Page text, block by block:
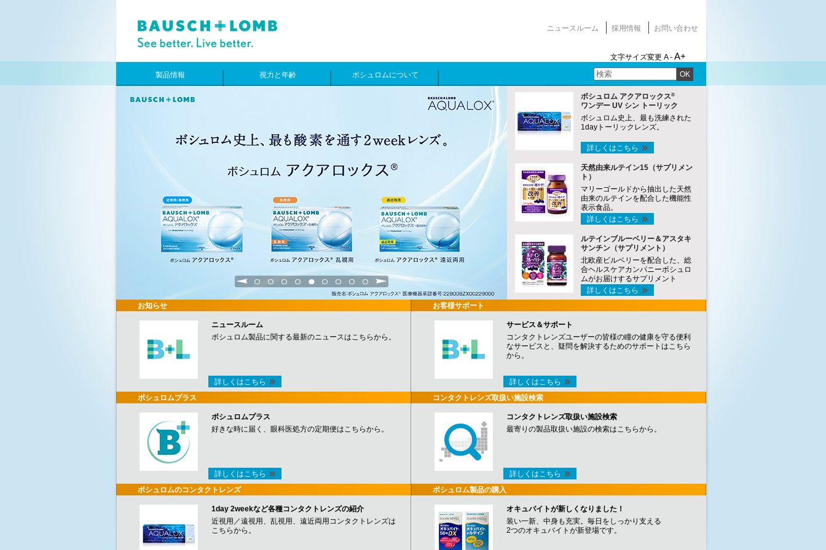
ニュースルーム 採用情報 お問い合わせ
文字サイズ変更 A - A+
OK
製品情報 視力と年齢 ボシュロムについて
1 2 3 4 5 6 7 8 9
ボシュロム アクアロックス®
ワンデー UV シン トーリック
ボシュロム史上、最も洗練された
1dayトーリックレンズ。
詳しくはこちら
天然由来ルテイン15（サプリメン
ト）
マリーゴールドから抽出した天然
由来のルテインを配合した機能性
表示食品。
詳しくはこちら
ルテインブルーベリー＆アスタキ
サンチン（サプリメント）
北欧産ビルベリーを配合した、総
合ヘルスケアカンパニーボシュロ
ムがお届けするサプリメント
詳しくはこちら
お知らせ
ニュースルーム
ボシュロム製品に関する最新のニュースはこちらから。
詳しくはこちら
ボシュロムプラス
ボシュロムプラス
好きな時に届く、眼科医処方の定期便はこちらから。
詳しくはこちら
ボシュロムのコンタクトレンズ
1day 2weekなど各種コンタクトレンズの紹介
近視用／遠視用、乱視用、遠近両用コンタクトレンズは
こちらから。
お客様サポート
サービス＆サポート
コンタクトレンズユーザーの皆様の瞳の健康を守る便利
なサービスと、疑問を解決するためのサポートはこちら
から。
詳しくはこちら
コンタクトレンズ取扱い施設検索
コンタクトレンズ取扱い施設検索
最寄りの製品取扱い施設の検索はこちらから。
詳しくはこちら
ボシュロム製品の購入
オキュバイトが新しくなりました！
装い一新、中身も充実。毎日をしっかり支える
2つのオキュバイトが新登場です。